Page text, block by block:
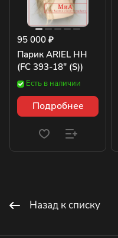
95 000 ₽
Парик ARIEL HH
(FC 393-18" (S))
Есть в наличии
Подробнее
Назад к списку